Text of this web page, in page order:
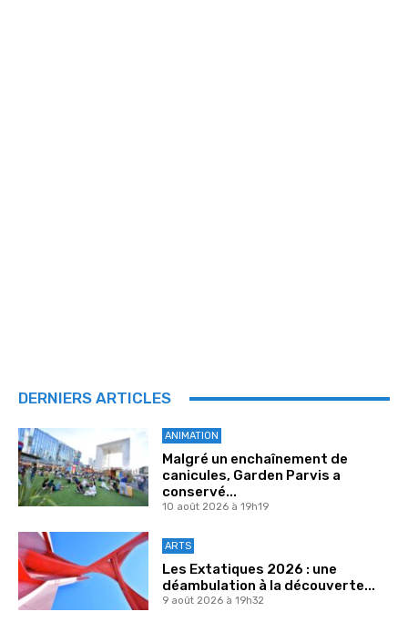
DERNIERS ARTICLES
ANIMATION
Malgré un enchaînement de
canicules, Garden Parvis a
conservé...
10 août 2026 à 19h19
ARTS
Les Extatiques 2026 : une
déambulation à la découverte...
9 août 2026 à 19h32